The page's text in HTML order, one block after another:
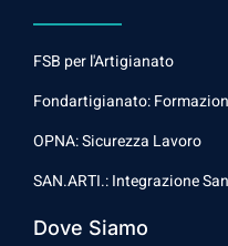
FSB per l'Artigianato
Fondartigianato:
OPNA: Sicurezza Lavoro
SAN.ARTI.: Integrazione
Dove Siamo